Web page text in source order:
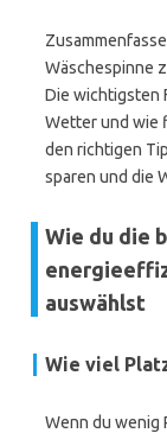
Wäschespinne
Die wichtigsten
Wetter und wie
den richtigen
sparen und die
Wie du die
auswählst
Wie viel
Wenn du wenig